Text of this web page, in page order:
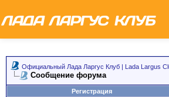
Официальный Лада Ларгус Клуб | Lada Largus
Сообщение форума
Регистрация